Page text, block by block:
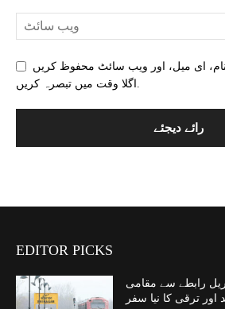
نام، ای میل، اور ویب سائٹ محفوظ کریں
EDITOR PICKS
رابطے سے مقامی
ترقی کا نیا سفر